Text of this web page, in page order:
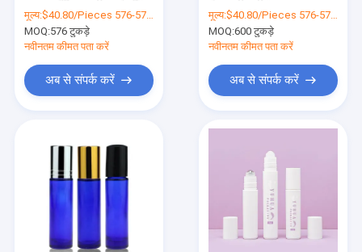
उत्पाद
हमारे बारे में
मूल्य:$40.80/Pieces 576-5759 Pieces
MOQ:576 टुकड़े
नवीनतम कीमत पता करें
अब से संपर्क करें
मूल्य:$40.80/Pieces 576-5759 Pieces
MOQ:600 टुकड़े
नवीनतम कीमत पता करें
अब से संपर्क करें